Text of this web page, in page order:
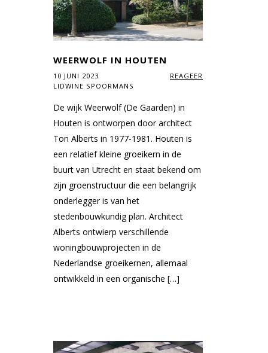
WEERWOLF IN HOUTEN
10 JUNI 2023
REAGEER
LIDWINE SPOORMANS
De wijk Weerwolf (De Gaarden) in
Houten is ontworpen door architect
Ton Alberts in 1977-1981. Houten is
een relatief kleine groeikern in de
buurt van Utrecht en staat bekend om
zijn groenstructuur die een belangrijk
onderlegger is van het
stedenbouwkundig plan. Architect
Alberts ontwierp verschillende
woningbouwprojecten in de
Nederlandse groeikernen, allemaal
ontwikkeld in een organische […]